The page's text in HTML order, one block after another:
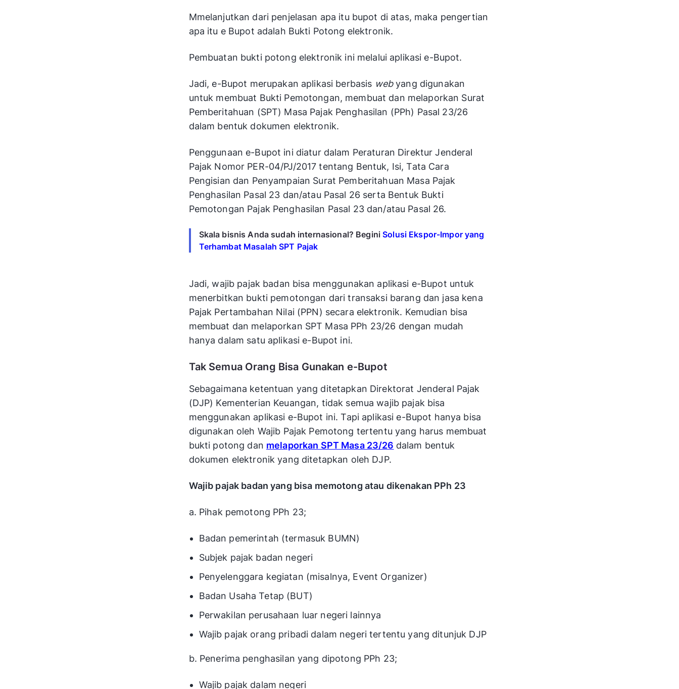
Mmelanjutkan dari penjelasan apa itu bupot di atas, maka pengertian
apa itu e Bupot adalah Bukti Potong elektronik.
Pembuatan bukti potong elektronik ini melalui aplikasi e-Bupot.
Jadi, e-Bupot merupakan aplikasi berbasis webyang digunakan
untuk membuat Bukti Pemotongan, membuat dan melaporkan Surat
Pemberitahuan (SPT) Masa Pajak Penghasilan (PPh) Pasal 23/26
dalam bentuk dokumen elektronik.
Penggunaan e-Bupot ini diatur dalam Peraturan Direktur Jenderal
Pajak Nomor PER-04/PJ/2017 tentang Bentuk, Isi, Tata Cara
Pengisian dan Penyampaian Surat Pemberitahuan Masa Pajak
Penghasilan Pasal 23 dan/atau Pasal 26 serta Bentuk Bukti
Pemotongan Pajak Penghasilan Pasal 23 dan/atau Pasal 26.
Skala bisnis Anda sudah internasional? BeginiSolusi Ekspor-Impor yang
Terhambat Masalah SPT Pajak
Jadi, wajib pajak badan bisa menggunakan aplikasi e-Bupot untuk
menerbitkan bukti pemotongan dari transaksi barang dan jasa kena
Pajak Pertambahan Nilai (PPN) secara elektronik. Kemudian bisa
membuat dan melaporkan SPT Masa PPh 23/26 dengan mudah
hanya dalam satu aplikasi e-Bupot ini.
Tak Semua Orang Bisa Gunakan e-Bupot
Sebagaimana ketentuan yang ditetapkan Direktorat Jenderal Pajak
(DJP) Kementerian Keuangan, tidak semua wajib pajak bisa
menggunakan aplikasi e-Bupot ini. Tapi aplikasi e-Bupot hanya bisa
digunakan oleh Wajib Pajak Pemotong tertentu yang harus membuat
bukti potong dan melaporkan SPT Masa 23/26 dalam bentuk
dokumen elektronik yang ditetapkan oleh DJP.
Wajib pajak badan yang bisa memotong atau dikenakan PPh 23
a. Pihak pemotong PPh 23;
Badan pemerintah (termasuk BUMN)
Subjek pajak badan negeri
Penyelenggara kegiatan (misalnya, Event Organizer)
Badan Usaha Tetap (BUT)
Perwakilan perusahaan luar negeri lainnya
Wajib pajak orang pribadi dalam negeri tertentu yang ditunjuk DJP
b. Penerima penghasilan yang dipotong PPh 23;
Wajib pajak dalam negeri